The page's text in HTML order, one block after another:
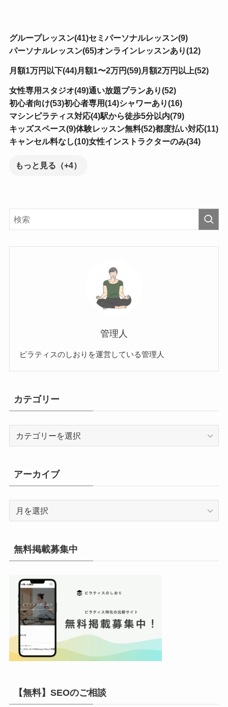
グループレッスン(41)セミパーソナルレッスン(9)
パーソナルレッスン(65)オンラインレッスンあり(12)
月額1万円以下(44)月額1〜2万円(59)月額2万円以上(52)
女性専用スタジオ(49)通い放題プランあり(52)
初心者向け(53)初心者専用(14)シャワーあり(16)
マシンピラティス対応(4)駅から徒歩5分以内(79)
キッズスペース(9)体験レッスン無料(52)都度払い対応(11)
キャンセル料なし(10)女性インストラクターのみ(34)
もっと見る（+4）
管理人
ピラティスのしおりを運営している管理人
カテゴリー
リ
ー
アーカイブ
イ
ブ
無料掲載募集中
【無料】SEOのご相談